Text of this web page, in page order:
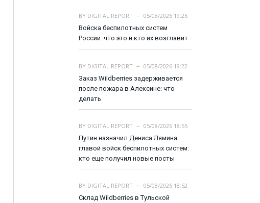
BY DIGITAL REPORT
05/08/2026 19:26
Войска беспилотных систем
России: что это и кто их возглавит
BY DIGITAL REPORT
05/08/2026 19:22
Заказ Wildberries задерживается
после пожара в Алексине: что
делать
BY DIGITAL REPORT
05/08/2026 18:55
Путин назначил Дениса Лямина
главой войск беспилотных систем:
кто еще получил новые посты
BY DIGITAL REPORT
05/08/2026 18:52
Склад Wildberries в Тульской